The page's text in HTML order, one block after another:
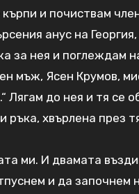
и почиствам
анус на
за нея и поглеждам
мъж, Ясен Крумов,
Лягам до нея и тя се
ръка, хвърлена през
ми. И двамата
и да започнем